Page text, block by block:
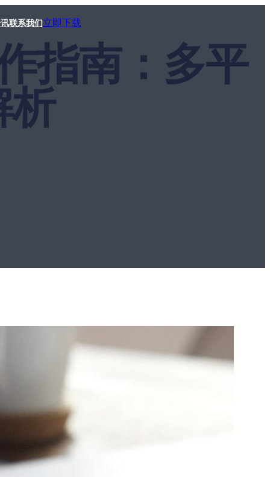
联系我们立即下载
指南：多平
析